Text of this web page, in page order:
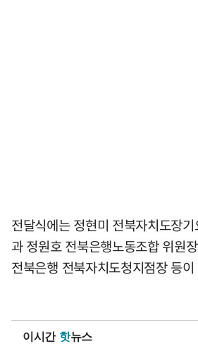
전달식에는 정현미 전북자치도장
과 정원호 전북은행노동조합 위원
전북은행 전북자치도청지점장 등
이시간 핫뉴스